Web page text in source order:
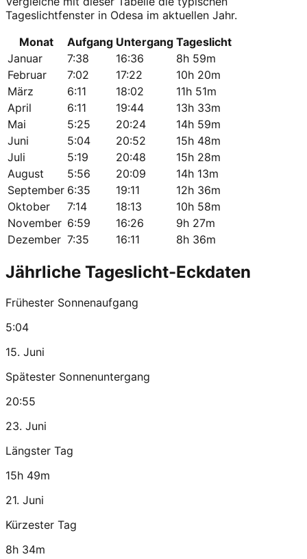
Tageslichtfenster in Odesa im aktuellen Jahr.
Monat
Aufgang Untergang Tageslicht
Januar
7:38 16:36
8h 59m
Februar
7:02 17:22
10h 20m
März
6:11 18:02
11h 51m
April
6:11 19:44
13h 33m
Mai
5:25 20:24
14h 59m
Juni
5:04 20:52
15h 48m
Juli
5:19 20:48
15h 28m
August
5:56 20:09
14h 13m
September 6:35 19:11
12h 36m
Oktober
7:14 18:13
10h 58m
November 6:59 16:26
9h 27m
Dezember 7:35 16:11 8h 36m
Jährliche Tageslicht-Eckdaten
Frühester Sonnenaufgang
5:04
15. Juni
Spätester Sonnenuntergang
20:55
23. Juni
Längster Tag
15h 49m
21. Juni
Kürzester Tag
8h 34m